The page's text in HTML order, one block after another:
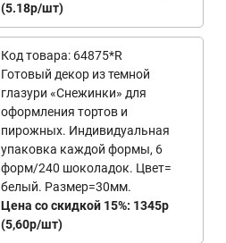
(5.18р/шт)
Код товара: 64875*R
Готовый декор из темной
глазури «Снежинки» для
оформления тортов и
пирожных. Индивидуальная
упаковка каждой формы, 6
форм/240 шоколадок. Цвет=
белый. Размер=30мм.
Цена со скидкой 15%: 1345р
(5,60р/шт)